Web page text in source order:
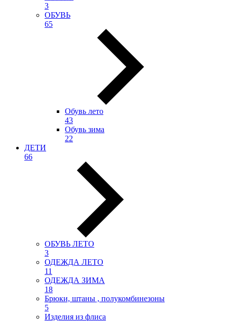
3
ОБУВЬ
65
Обувь лето
43
Обувь зима
22
ДЕТИ
66
ОБУВЬ ЛЕТО
3
ОДЕЖДА ЛЕТО
11
ОДЕЖДА ЗИМА
18
Брюки, штаны , полукомбинезоны
5
Изделия из флиса